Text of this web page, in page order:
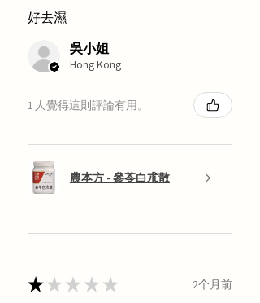
好去濕
吳小姐
Hong Kong
1 人覺得這則評論有用。
農本方 - 參苓白朮散
★★★★★ 2个月前